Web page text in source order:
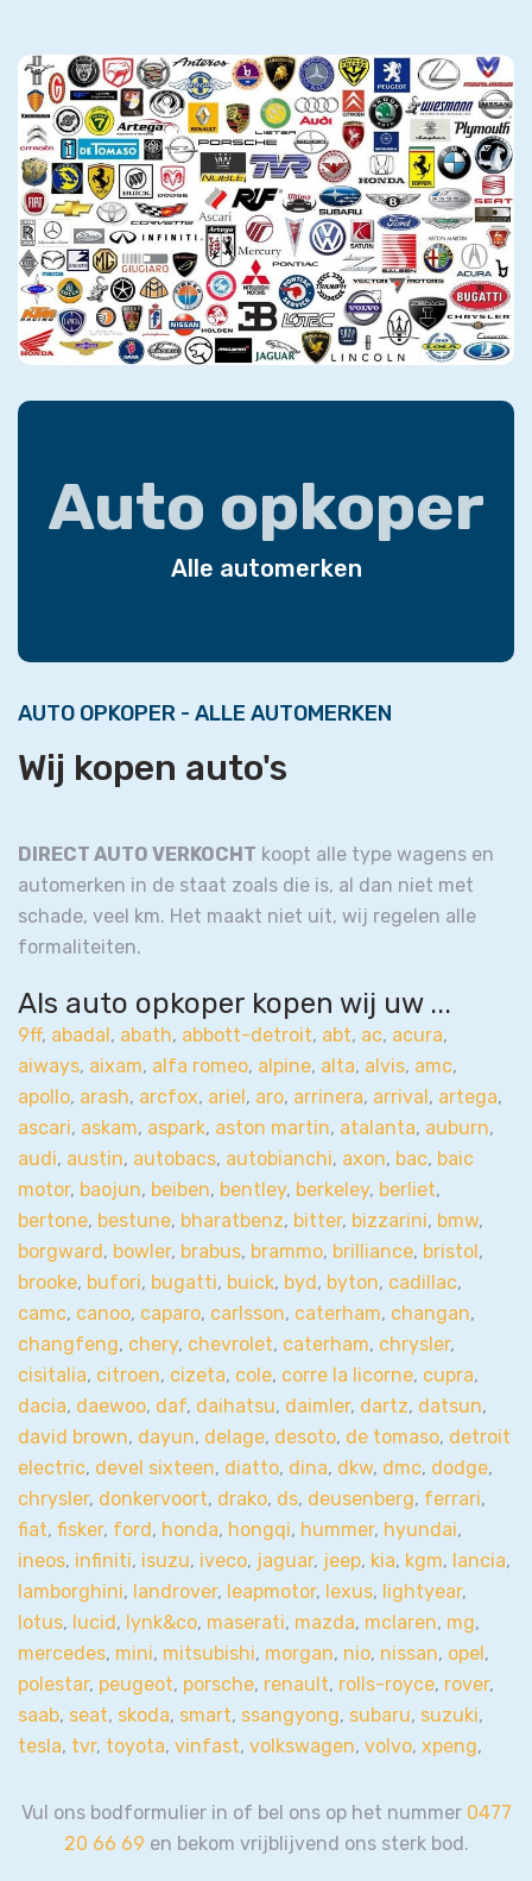
Auto opkoper
Alle automerken
AUTO OPKOPER - ALLE AUTOMERKEN
Wij kopen auto's
DIRECT AUTO VERKOCHT koopt alle type wagens en
automerken in de staat zoals die is, al dan niet met
schade, veel km. Het maakt niet uit, wij regelen alle
formaliteiten.
Als auto opkoper kopen wij uw ...
9ff, abadal , abath, abbott-detroit, abt, ac, acura,
aiways, aixam, alfa romeo, alpine, alta, alvis, amc,
apollo, arash, arcfox, ariel , aro, arrinera, arrival , artega,
ascari, askam, aspark, aston martin, atalanta, auburn,
audi, austin, autobacs, autobianchi, axon, bac, baic
motor, baojun, beiben, bentley, berkeley, berliet,
bertone, bestune, bharatbenz, bitter, bizzarini, bmw,
borgward , bowler, brabus, brammo, brilliance, bristol ,
brooke, bufori, bugatti, buick, byd , byton, cadillac,
camc, canoo, caparo, carlsson, caterham, changan,
changfeng, chery, chevrolet, caterham, chrysler,
cisitalia, citroen, cizeta, cole, corre la licorne, cupra,
dacia, daewoo, daf, daihatsu, daimler, dartz, datsun,
david brown, dayun, delage, desoto, de tomaso, detroit
electric, devel sixteen, diatto, dina, dkw, dmc, dodge,
chrysler, donkervoort, drako, ds, deusenberg, ferrari,
fiat, fisker, ford , honda, hongqi, hummer, hyundai,
ineos, infiniti, isuzu, iveco, jaguar, jeep, kia, kgm, lancia,
lamborghini, landrover, leapmotor, lexus, lightyear,
lotus, lucid , lynk&co, maserati, mazda, mclaren, mg,
mercedes, mini, mitsubishi, morgan, nio, nissan, opel ,
polestar, peugeot, porsche, renault, rolls-royce, rover,
saab, seat, skoda, smart, ssangyong, subaru, suzuki,
tesla, tvr, toyota, vinfast, volkswagen, volvo, xpeng,
Vul ons bodformulier in of bel ons op het nummer 0477
20 66 69 en bekom vrijblijvend ons sterk bod.